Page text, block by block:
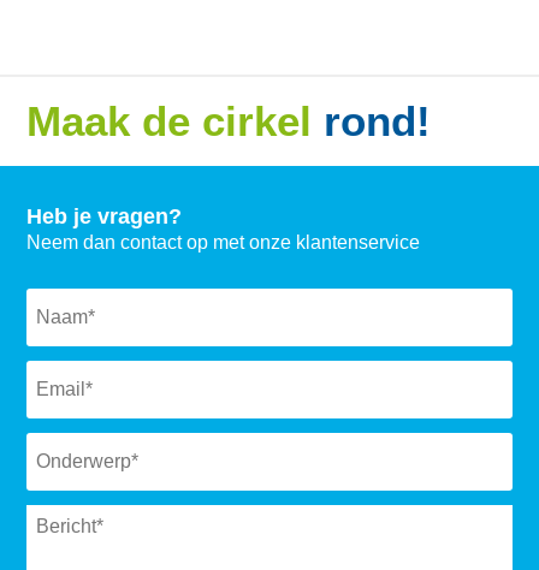
Maak de cirkel rond!
Heb je vragen?
Neem dan contact op met onze klantenservice
Naam *
Email *
Subject *
Message *